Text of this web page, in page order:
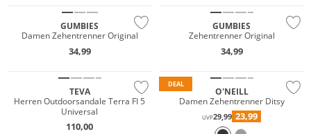
GUMBIES
Damen Zehentrenner Original
34,99
GUMBIES
Zehentrenner Original
34,99
TEVA
Herren Outdoorsandale Terra FI 5
Universal
110,00
DEAL
O'NEILL
Damen Zehentrenner Ditsy
UVP29,99 23,99